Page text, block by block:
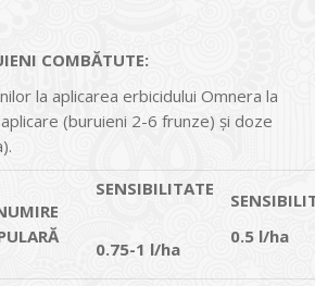
COMBĂTUTE:
la aplicarea erbicidului Omnera la
(buruieni 2-6 frunze) şi doze
SENSIBILITATE
0.75-1 l/ha
0.5 l/ha